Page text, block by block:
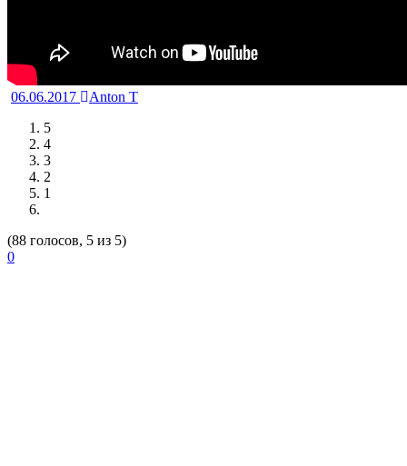
06.06.2017
Anton T
5
4
3
2
1
(88 голосов, 5 из 5)
0